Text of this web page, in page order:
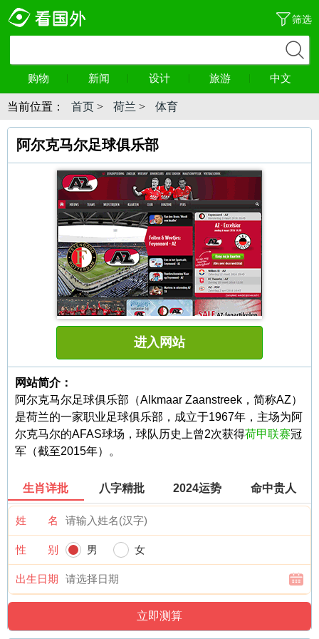
筛选
购物 新闻 设计 旅游 中文
当前位置： 首页 > 荷兰 > 体育
阿尔克马尔足球俱乐部
进入网站
网站简介：
阿尔克马尔足球俱乐部（Alkmaar Zaanstreek，简称AZ）
是荷兰的一家职业足球俱乐部，成立于1967年，主场为阿
尔克马尔的AFAS球场，球队历史上曾2次获得荷甲联赛冠
军（截至2015年）。
生肖详批 八字精批 2024运势 命中贵人
姓 名
性 别 男 女
出生日期